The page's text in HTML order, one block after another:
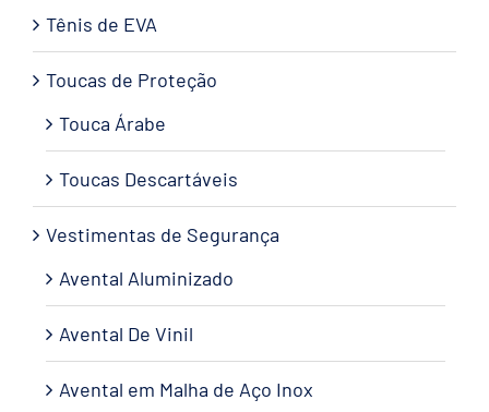
Tênis de EVA
Toucas de Proteção
Touca Árabe
Toucas Descartáveis
Vestimentas de Segurança
Avental Aluminizado
Avental De Vinil
Avental em Malha de Aço Inox